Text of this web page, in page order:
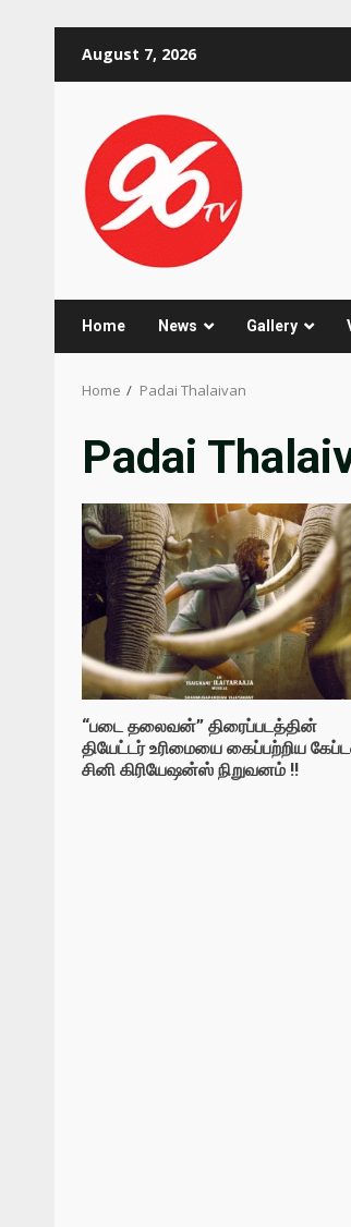
August 7, 2026
Home News Gallery
Home Padai Thalaivan
Padai
“படை தலைவன்” திரைப்படத்தின்
தியேட்டர் உரிமையை கைப்பற்றிய
சினி கிரியேஷன்ஸ் நிறுவனம் !!